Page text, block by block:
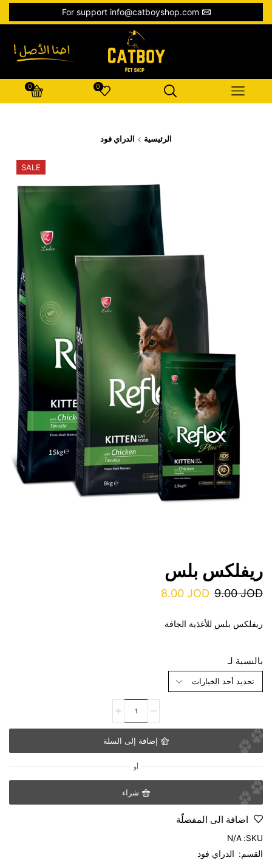
For support info@catboyshop.com
0
0
الرئيسية الدراي فود
SALE
ريفلكس بلس
9.00JOD
8.00 JOD
ريفلكس بلس للأغذية الجافة
بالنسبة لـ
إضافة إلى السلة
أو
شراء
اضافة الى المفضلّة
SKU:
N/A
القسم: الدراي فود